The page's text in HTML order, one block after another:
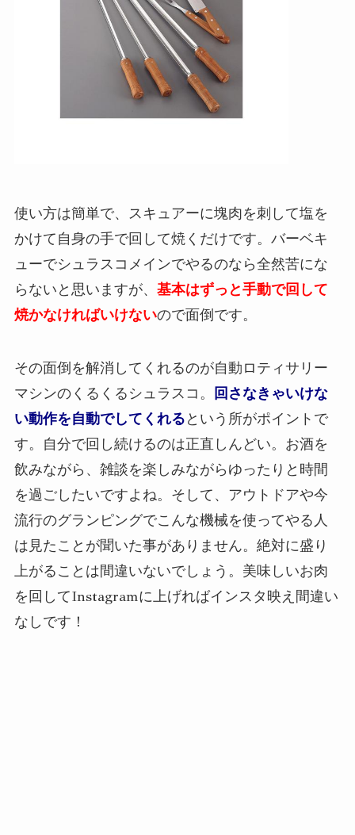
使い方は簡単で、スキュアーに塊肉を刺して塩を
かけて自身の手で回して焼くだけです。バーベキ
ューでシュラスコメインでやるのなら全然苦にな
らないと思いますが、 基本はずっと手動で回して
焼かなければいけないので面倒です。
その面倒を解消してくれるのが自動ロティサリー
マシンのくるくるシュラスコ。
回さなきゃいけな
い動作を自動でしてくれるという所がポイントで
す。自分で回し続けるのは正直しんどい。お酒を
飲みながら、雑談を楽しみながらゆったりと時間
を過ごしたいですよね。そして、アウトドアや今
流行のグランピングでこんな機械を使ってやる人
は見たことが聞いた事がありません。絶対に盛り
上がることは間違いないでしょう。美味しいお肉
を回してInstagramに上げればインスタ映え間違い
なしです！